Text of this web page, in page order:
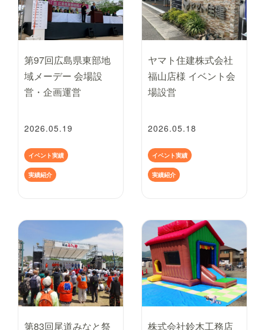
第97回広島県東部地
域メーデー 会場設
営・企画運営
2026.05.19
イベント実績
実績紹介
ヤマト住建株式会社
福山店様 イベント会
場設営
2026.05.18
イベント実績
実績紹介
第83回尾道みなと祭
株式会社鈴木工務店